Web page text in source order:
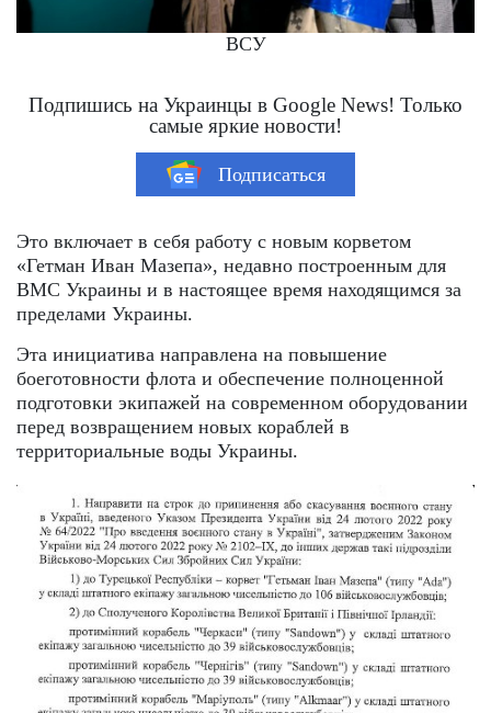
ВСУ
Подпишись на Украинцы в Google News! Только
самые яркие новости!
Подписаться
Это включает в себя работу с новым корветом
«Гетман Иван Мазепа», недавно построенным для
ВМС Украины и в настоящее время находящимся за
пределами Украины.
Эта инициатива направлена ​​на повышение
боеготовности флота и обеспечение полноценной
подготовки экипажей на современном оборудовании
перед возвращением новых кораблей в
территориальные воды Украины.